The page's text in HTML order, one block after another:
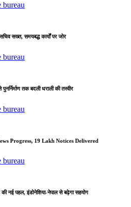
सख्त, समयबद्ध कार्यों पर जोर
तक बदली धराली की तस्वीर
Progress, 19 Lakh Notices Delivered
नई पहल, इंडोनेशिया-नेपाल से बढ़ेगा सहयोग